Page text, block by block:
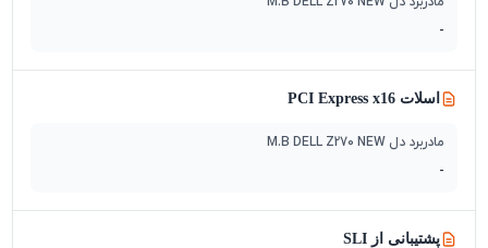
-
اسلات PCI Express x16
مادربرد دل M.B DELL Z270 NEW
-
پشتیبانی از SLI